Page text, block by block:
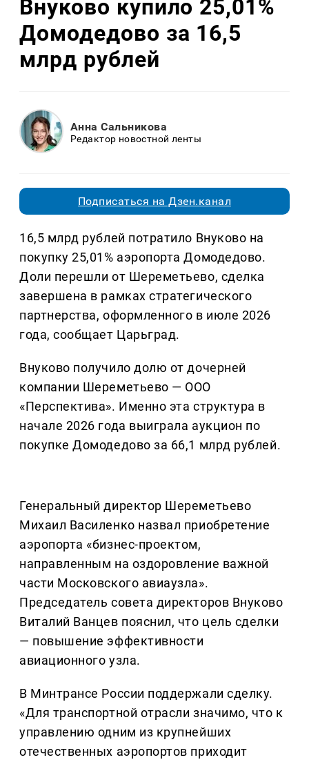
Внуково купило 25,01%
Домодедово за 16,5
млрд рублей
Анна Сальникова
Редактор новостной ленты
Подписаться на Дзен.канал
16,5 млрд рублей потратило Внуково на
покупку 25,01% аэропорта Домодедово.
Доли перешли от Шереметьево, сделка
завершена в рамках стратегического
партнерства, оформленного в июле 2026
года, сообщает Царьград.
Внуково получило долю от дочерней
компании Шереметьево — ООО
«Перспектива». Именно эта структура в
начале 2026 года выиграла аукцион по
покупке Домодедово за 66,1 млрд рублей.
Генеральный директор Шереметьево
Михаил Василенко назвал приобретение
аэропорта «бизнес-проектом,
направленным на оздоровление важной
части Московского авиаузла».
Председатель совета директоров Внуково
Виталий Ванцев пояснил, что цель сделки
— повышение эффективности
авиационного узла.
В Минтрансе России поддержали сделку.
«Для транспортной отрасли значимо, что к
управлению одним из крупнейших
отечественных аэропортов приходит